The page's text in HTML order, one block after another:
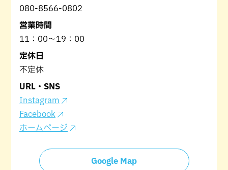
080-8566-0802
営業時間
11：00〜19：00
定休日
不定休
URL・SNS
Instagram
Facebook
ホームページ
Google Map